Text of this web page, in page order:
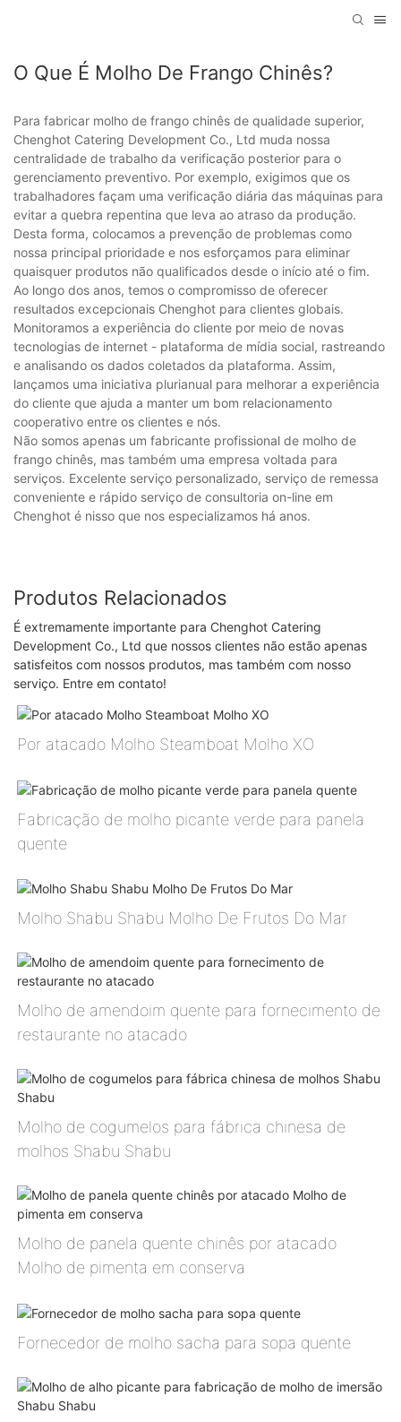
O Que É Molho De Frango Chinês?
Para fabricar molho de frango chinês de qualidade superior,
Chenghot Catering Development Co., Ltd muda nossa
centralidade de trabalho da verificação posterior para o
gerenciamento preventivo. Por exemplo, exigimos que os
trabalhadores façam uma verificação diária das máquinas para
evitar a quebra repentina que leva ao atraso da produção.
Desta forma, colocamos a prevenção de problemas como
nossa principal prioridade e nos esforçamos para eliminar
quaisquer produtos não qualificados desde o início até o fim.
Ao longo dos anos, temos o compromisso de oferecer
resultados excepcionais Chenghot para clientes globais.
Monitoramos a experiência do cliente por meio de novas
tecnologias de internet - plataforma de mídia social, rastreando
e analisando os dados coletados da plataforma. Assim,
lançamos uma iniciativa plurianual para melhorar a experiência
do cliente que ajuda a manter um bom relacionamento
cooperativo entre os clientes e nós.
Não somos apenas um fabricante profissional de molho de
frango chinês, mas também uma empresa voltada para
serviços. Excelente serviço personalizado, serviço de remessa
conveniente e rápido serviço de consultoria on-line em
Chenghot é nisso que nos especializamos há anos.
Produtos Relacionados
É extremamente importante para Chenghot Catering
Development Co., Ltd que nossos clientes não estão apenas
satisfeitos com nossos produtos, mas também com nosso
serviço. Entre em contato!
Por atacado Molho Steamboat Molho XO
Fabricação de molho picante verde para panela
quente
Molho Shabu Shabu Molho De Frutos Do Mar
Molho de amendoim quente para fornecimento de
restaurante no atacado
Molho de cogumelos para fábrica chinesa de
molhos Shabu Shabu
Molho de panela quente chinês por atacado
Molho de pimenta em conserva
Fornecedor de molho sacha para sopa quente